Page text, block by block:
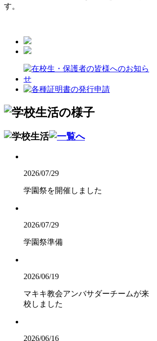
す。
2026/07/29
学園祭を開催しました
2026/07/29
学園祭準備
2026/06/19
マキキ教会アンバサダーチームが来
校しました
2026/06/16